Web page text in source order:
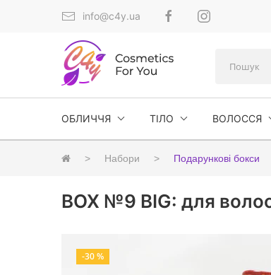
info@c4y.ua
ОБЛИЧЧЯ ТІЛО ВОЛОССЯ
Набори Подарункові бокси
BOX №9 BIG: для
-30 %